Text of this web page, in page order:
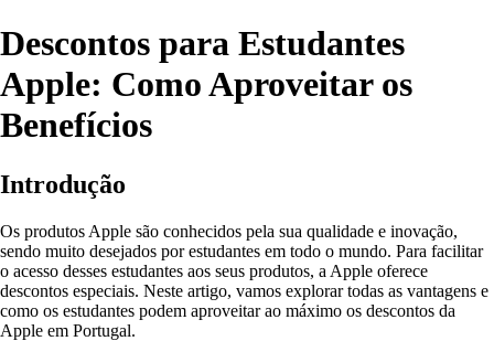
Descontos para Estudantes
Apple: Como Aproveitar os
Benefícios
Introdução
Os produtos Apple são conhecidos pela sua qualidade e inovação,
sendo muito desejados por estudantes em todo o mundo. Para facilitar
o acesso desses estudantes aos seus produtos, a Apple oferece
descontos especiais. Neste artigo, vamos explorar todas as vantagens e
como os estudantes podem aproveitar ao máximo os descontos da
Apple em Portugal.